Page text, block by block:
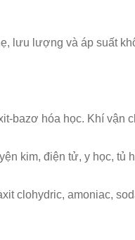
lưu lượng và áp suất
bazơ hóa học. Khí vận
kim, điện tử, y học, tủ
clohydric, amoniac,